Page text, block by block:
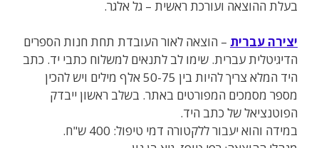
בעלת ההוצאה ועורכת ראשית – גל אלגר.
יצירה עברית– הוצאה לאור העובדת תחת חנות הספרים
הדיגיטלית עברית. שימו לב לתנאים למשלוח כתבי יד. כתב
היד המלא צריך להיות בין 50-75 אלף מילים ויש להכין
מספר מסמכים המפורטים באתר. בשלב ראשון ייבדק
הפוטנציאל של כתב היד.
במידה והוא יעבור ללקטורה דמי טיפול: 400 ש"ח.